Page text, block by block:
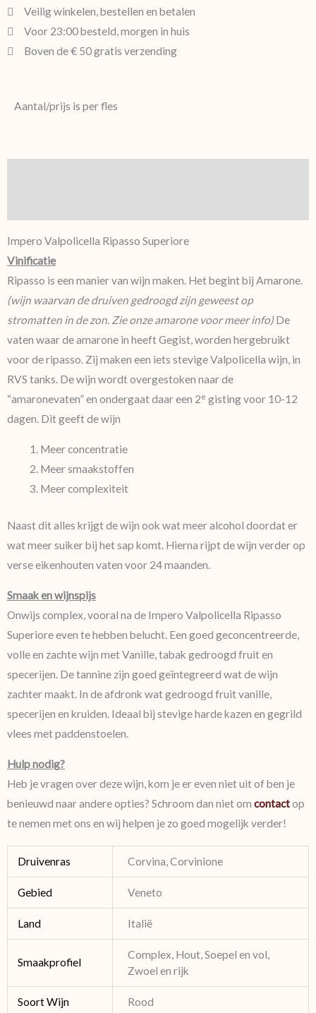
Veilig winkelen, bestellen en betalen
Voor 23:00 besteld, morgen in huis
Boven de € 50 gratis verzending
Aantal/prijs is per fles
Impero Valpolicella Ripasso Superiore
Vinificatie
Ripasso is een manier van wijn maken. Het begint bij Amarone.
(wijn waarvan de druiven gedroogd zijn geweest op
stromatten in de zon. Zie onze amarone voor meer info) De
vaten waar de amarone in heeft Gegist, worden hergebruikt
voor de ripasso. Zij maken een iets stevige Valpolicella wijn, in
RVS tanks. De wijn wordt overgestoken naar de
“amaronevaten” en ondergaat daar een 2e gisting voor 10-12
dagen. Dit geeft de wijn
Meer concentratie
Meer smaakstoffen
Meer complexiteit
Naast dit alles krijgt de wijn ook wat meer alcohol doordat er
wat meer suiker bij het sap komt. Hierna rijpt de wijn verder op
verse eikenhouten vaten voor 24 maanden.
Smaak en wijnspijs
Onwijs complex, vooral na de Impero Valpolicella Ripasso
Superiore even te hebben belucht. Een goed geconcentreerde,
volle en zachte wijn met Vanille, tabak gedroogd fruit en
specerijen. De tannine zijn goed geïntegreerd wat de wijn
zachter maakt. In de afdronk wat gedroogd fruit vanille,
specerijen en kruiden. Ideaal bij stevige harde kazen en gegrild
vlees met paddenstoelen.
Hulp nodig?
Heb je vragen over deze wijn, kom je er even niet uit of ben je
benieuwd naar andere opties? Schroom dan niet om contactop
te nemen met ons en wij helpen je zo goed mogelijk verder!
Druivenras Corvina, Corvinione
Gebied Veneto
Land Italië
Smaakprofiel
Complex, Hout, Soepel en vol,
Zwoel en rijk
Soort Wijn Rood